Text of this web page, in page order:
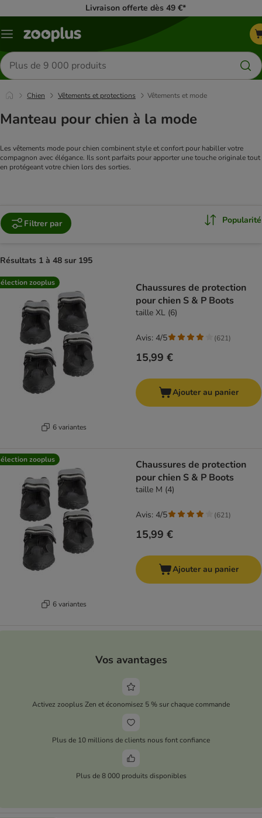
Livraison offerte dès 49 €*
Menu
Rechercher
des
produits
Chien Vêtements et protections Vêtements et mode
Manteau pour chien à la mode
Les vêtements mode pour chien combinent style et confort pour habiller votre
compagnon avec élégance. Ils sont parfaits pour apporter une touche originale tout
en protégeant votre chien lors des sorties.
Filtrer par Popularité
Résultats 1 à 48 sur 195
product items have been changed
zooplus
6 variantes
Chaussures de protection
pour chien S & P Boots
taille XL (6)
15,99 €
Avis: 4/5 (621)
Ajouter au panier
zooplus
6 variantes
Chaussures de protection
pour chien S & P Boots
taille M (4)
15,99 €
Avis: 4/5 (621)
Ajouter au panier
Vos avantages
Activez zooplus Zen et économisez 5 % sur chaque commande
Plus de 10 millions de clients nous font confiance
Plus de 8 000 produits disponibles